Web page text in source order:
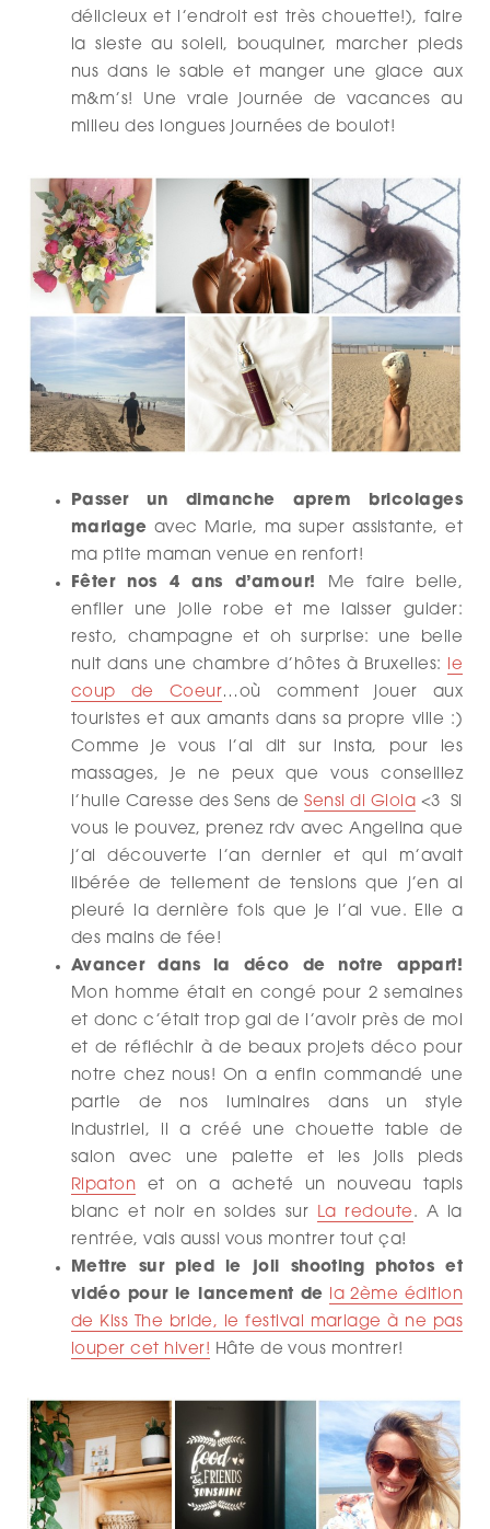
délicieux et l’endroit est très chouette!), faire
la sieste au soleil, bouquiner, marcher pieds
nus dans le sable et manger une glace aux
m&m’s! Une vraie journée de vacances au
milieu des longues journées de boulot!
Passer un dimanche aprem bricolages
mariage avec Marie, ma super assistante, et
ma ptite maman venue en renfort!
Fêter nos 4 ans d’amour! Me faire belle,
enfiler une jolie robe et me laisser guider:
resto, champagne et oh surprise: une belle
nuit dans une chambre d’hôtes à Bruxelles: le
coup de Coeur…où comment jouer aux
touristes et aux amants dans sa propre ville :)
Comme je vous l’ai dit sur insta, pour les
massages, je ne peux que vous conseillez
l’huile Caresse des Sens deSensi di Gioia <3 Si
vous le pouvez, prenez rdv avec Angelina que
j’ai découverte l’an dernier et qui m’avait
libérée de tellement de tensions que j’en ai
pleuré la dernière fois que je l’ai vue. Elle a
des mains de fée!
Avancer dans la déco de notre appart!
Mon homme était en congé pour 2 semaines
et donc c’était trop gai de l’avoir près de moi
et de réfléchir à de beaux projets déco pour
notre chez nous! On a enfin commandé une
partie de nos luminaires dans un style
industriel, il a créé une chouette table de
salon avec une palette et les jolis pieds
Ripaton et on a acheté un nouveau tapis
blanc et noir en soldes sur La redoute . A la
rentrée, vais aussi vous montrer tout ça!
Mettre sur pied le joli shooting photos et
vidéo pour le lancement de la 2ème édition
de Kiss The bride, le festival mariage à ne pas
louper cet hiver! Hâte de vous montrer!